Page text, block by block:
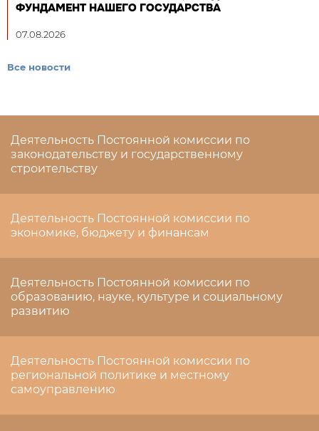
ФУНДАМЕНТ НАШЕГО ГОСУДАРСТВА
07.08.2026
Все новости
Деятельность Постоянной комиссии по
законодательству и государственному
строительству
Деятельность Постоянной комиссии по
экономике, бюджету и финансам
Деятельность Постоянной комиссии по
образованию, науке, культуре и социальному
развитию
Деятельность Постоянной комиссии по
региональной политике и местному
самоуправлению